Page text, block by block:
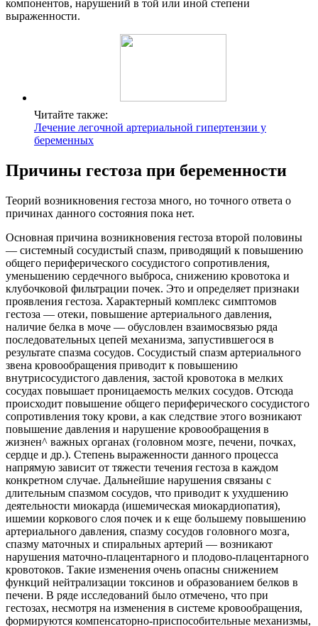
компонентов, нарушений в той или иной степени
выраженности.
Читайте также:
Лечение легочной артериальной гипертензии у
беременных
Причины гестоза при беременности
Теорий возникновения гестоза много, но точного ответа о
причинах данного состояния пока нет.
Основная причина возникновения гестоза второй половины
— системный сосудистый спазм, приводящий к повышению
общего периферического сосудистого сопротивления,
уменьшению сердечного выброса, снижению кровотока и
клубочковой фильтрации почек. Это и определяет признаки
проявления гестоза. Характерный комплекс симптомов
гестоза — отеки, повышение артериального давления,
наличие белка в моче — обусловлен взаимосвязью ряда
последовательных цепей механизма, запустившегося в
результате спазма сосудов. Сосудистый спазм артериального
звена кровообращения приводит к повышению
внутрисосудистого давления, застой кровотока в мелких
сосудах повышает проницаемость мелких сосудов. Отсюда
происходит повышение общего периферического сосудистого
сопротивления току крови, а как следствие этого возникают
повышение давления и нарушение кровообращения в
жизнен^ важных органах (головном мозге, печени, почках,
сердце и др.). Степень выраженности данного процесса
напрямую зависит от тяжести течения гестоза в каждом
конкретном случае. Дальнейшие нарушения связаны с
длительным спазмом сосудов, что приводит к ухудшению
деятельности миокарда (ишемическая миокардиопатия),
ишемии коркового слоя почек и к еще большему повышению
артериального давления, спазму сосудов головного мозга,
спазму маточных и спиральных артерий — возникают
нарушения маточно-плацентарного и плодово-плацентарного
кровотоков. Такие изменения очень опасны снижением
функций нейтрализации токсинов и образованием белков в
печени. В ряде исследований было отмечено, что при
гестозах, несмотря на изменения в системе кровообращения,
формируются компенсаторно-приспособительные механизмы,